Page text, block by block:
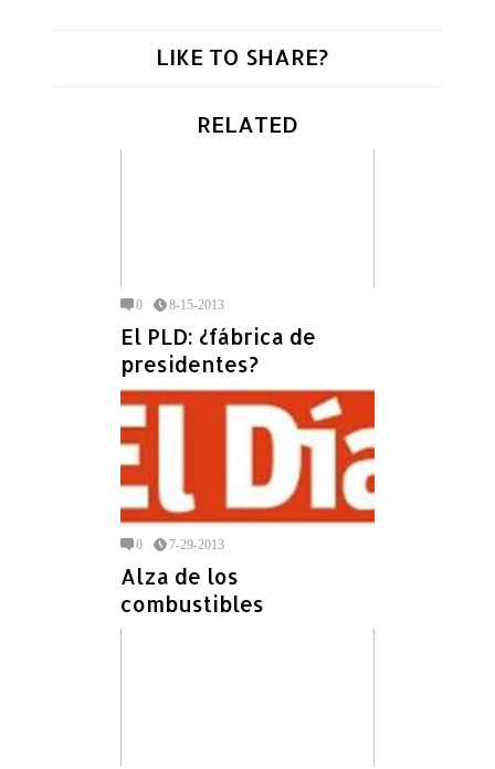
LIKE TO SHARE?
RELATED
0 8-15-2013
El PLD: ¿fábrica de
presidentes?
0 7-29-2013
Alza de los
combustibles